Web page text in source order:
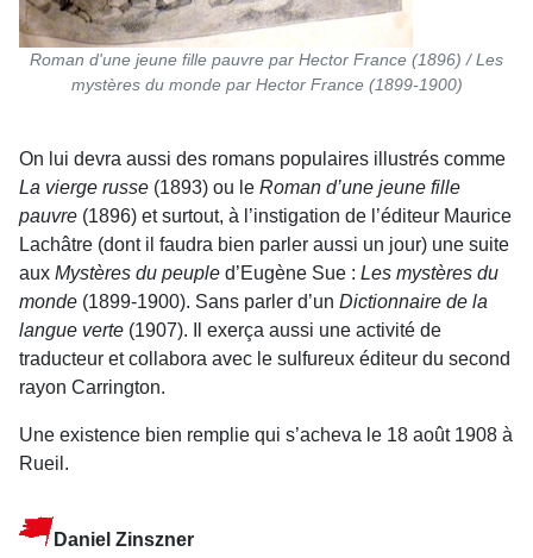
Roman d'une jeune fille pauvre par Hector France (1896) / Les
mystères du monde par Hector France (1899-1900)
On lui devra aussi des romans populaires illustrés comme
La vierge russe (1893) ou le Roman d’une jeune fille
pauvre (1896) et surtout, à l’instigation de l’éditeur Maurice
Lachâtre (dont il faudra bien parler aussi un jour) une suite
aux Mystères du peuple d’Eugène Sue : Les mystères du
monde (1899-1900). Sans parler d’un Dictionnaire de la
langue verte (1907). Il exerça aussi une activité de
traducteur et collabora avec le sulfureux éditeur du second
rayon Carrington.
Une existence bien remplie qui s’acheva le 18 août 1908 à
Rueil.
Daniel Zinszner